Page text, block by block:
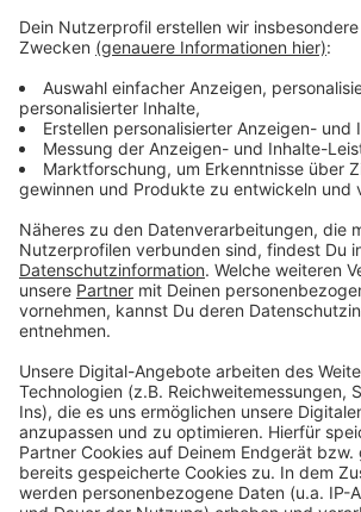
Weitere Meldungen aus
Anzeige
Bayer 04 Leverkusen: Boniface fällt bis
38 Fälle: Polizei nimmt Leverkusener
fest
Bahnstreik: So stark ist Leverkusen
Anzeige